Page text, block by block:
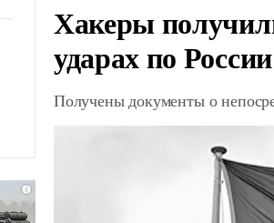
Хакеры
ударах по России
Получены документы о